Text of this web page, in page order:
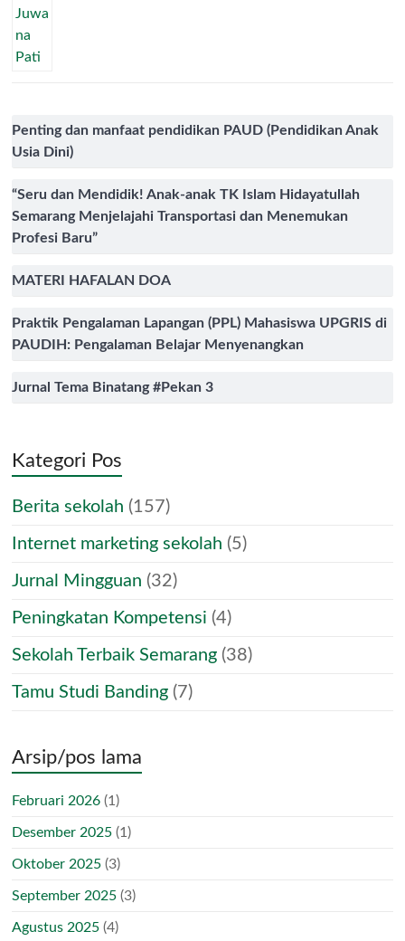
Penting dan manfaat pendidikan PAUD (Pendidikan Anak
Usia Dini)
“Seru dan Mendidik! Anak-anak TK Islam Hidayatullah
Semarang Menjelajahi Transportasi dan Menemukan
Profesi Baru”
MATERI HAFALAN DOA
Praktik Pengalaman Lapangan (PPL) Mahasiswa UPGRIS di
PAUDIH: Pengalaman Belajar Menyenangkan
Jurnal Tema Binatang #Pekan 3
Kategori Pos
Berita sekolah (157)
Internet marketing sekolah (5)
Jurnal Mingguan (32)
Peningkatan Kompetensi (4)
Sekolah Terbaik Semarang (38)
Tamu Studi Banding (7)
Arsip/pos lama
Februari 2026 (1)
Desember 2025 (1)
Oktober 2025 (3)
September 2025 (3)
Agustus 2025 (4)